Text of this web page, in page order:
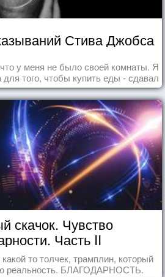
Стива Джобса
у меня не было своей комнаты. Я
того, чтобы купить еды - сдавал
из под кока-колы"
скачок. Чувство
Часть II
то толчек, трамплин, который
реальность. БЛАГОДАРНОСТЬ.